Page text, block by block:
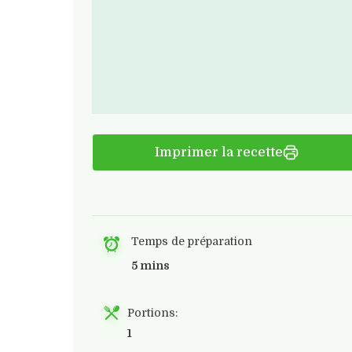
Imprimer la recette
Temps de préparation
5 mins
Portions:
1